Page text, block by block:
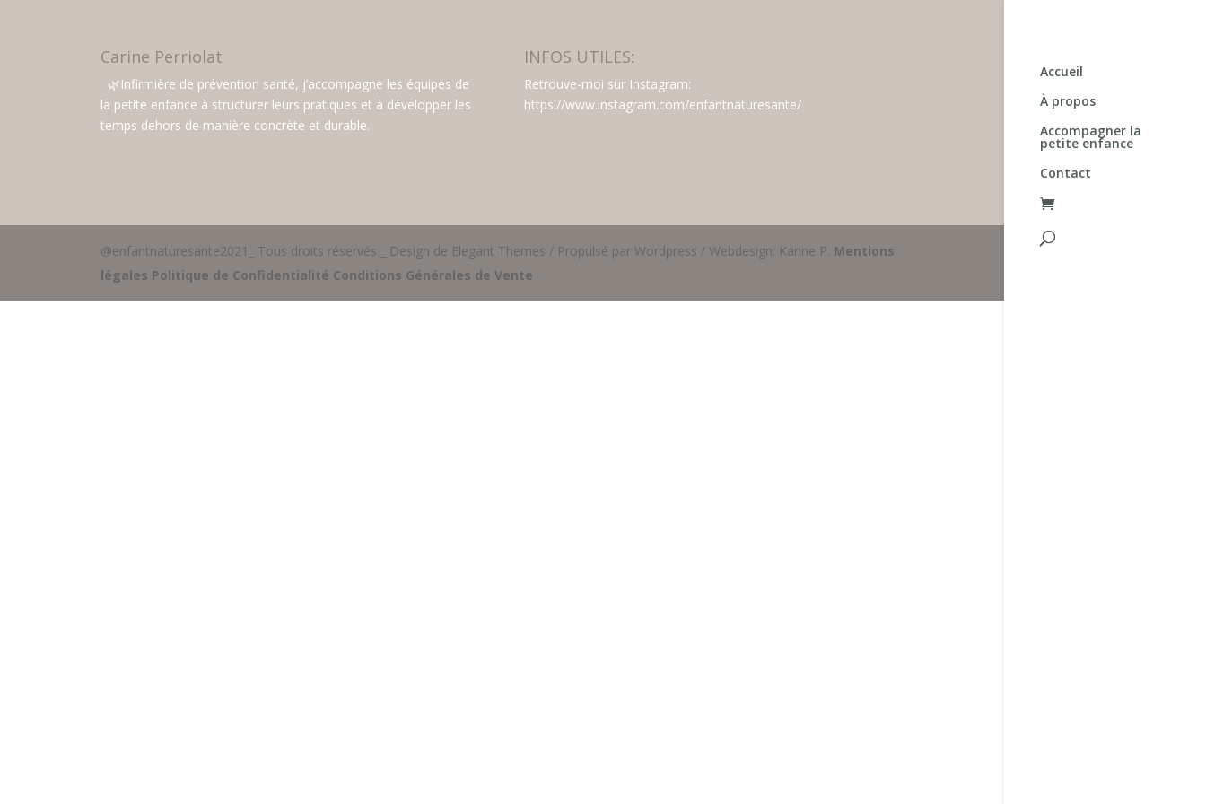
Accueil
À propos
Accompagner la
petite enfance
Contact
Carine Perriolat
🌿Infirmière de prévention santé, j’accompagne les équipes de
la petite enfance à structurer leurs pratiques et à développer les
temps dehors de manière concrète et durable.
INFOS UTILES:
Retrouve-moi sur Instagram:
https://www.instagram.com/enfantnaturesante/
@enfantnaturesante2021_ Tous droits réservés _ Design de Elegant Themes / Propulsé par Wordpress / Webdesign: Karine P. Mentions
légales Politique de Confidentialité Conditions Générales de Vente